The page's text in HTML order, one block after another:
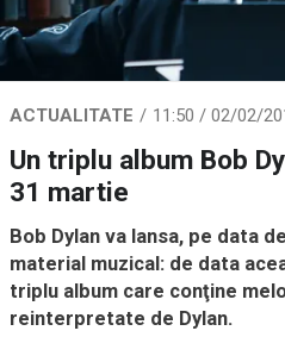
ACTUALITATE 11:50 / 02/02/
Un triplu album Bob
31 martie
Bob Dylan va lansa, pe data
material muzical: de data
triplu album care conţine
reinterpretate de Dylan.